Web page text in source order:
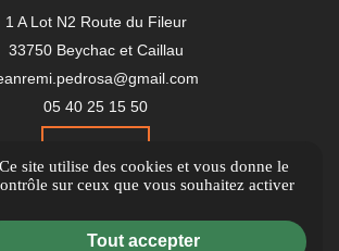
1 A Lot N2 Route du Fileur
33750 Beychac et Caillau
05 40 25 15 50
Informations complémentaires
Ce site utilise des cookies et vous donne le
sur ceux que vous souhaitez activer
Tout accepter